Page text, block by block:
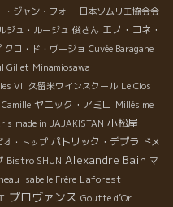
・ジャン・フォー 日本ソムリエ協会会
ジュ・ルージュ 俊さん エノ・コネ・
クロ・ド・ヴージョ Cuvée Baragane
Gillet Minamiosawa
VII 久留米ワインスクール Le Clos
ヤニック・アミロ Millésime
made in JAJAKISTAN 小松屋
オ・トップ パトリック・デプラ ドメ
Bistro SHUN Alexandre Bain マ
Isabelle Frère Laforest
プロヴァンス Goutte d’Or